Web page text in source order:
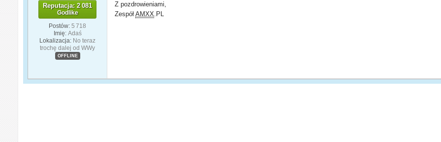
Reputacja: 2 081
Godlike
Postów: 5 718
Imię: Adaś
Lokalizacja: No teraz
trochę dalej od WWy
OFFLINE
Z pozdrowieniami,
ZespółAMXX .PL